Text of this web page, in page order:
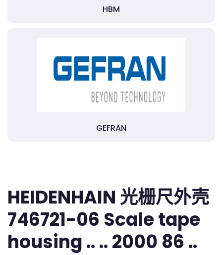
HBM
GEFRAN
HEIDENHAIN 光栅尺外壳
746721-06 Scale tape
housing .. .. 2000 86 ..